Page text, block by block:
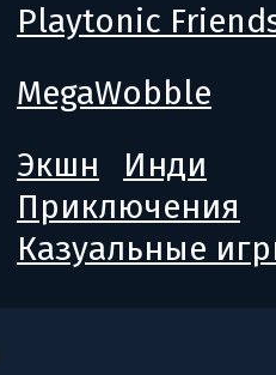
Playtonic
MegaWobble
Экшн
Инди
Приключения
Казуальные